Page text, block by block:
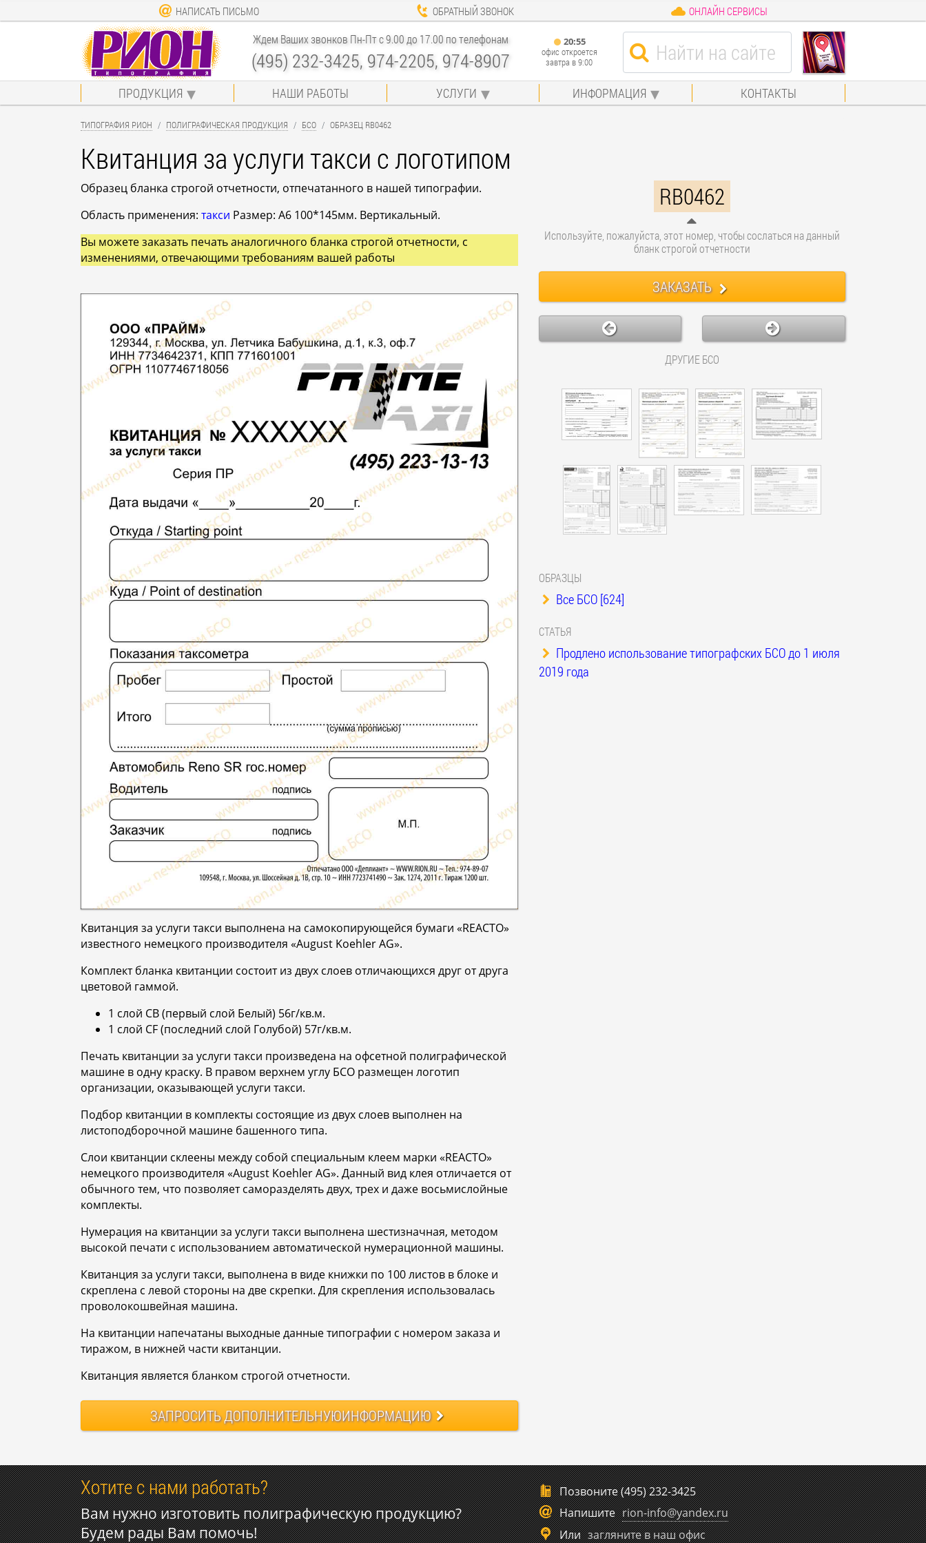
НАПИСАТЬ ПИСЬМО ОБРАТНЫЙ ЗВОНОК ОНЛАЙН СЕРВИСЫ
Ждем Ваших звонков Пн-Пт с 9.00 до 17.00 по телефонам
(495) 232-3425, 974-2205, 974-8907
20:55
офис откроется
завтра в 9:00
ПРОДУКЦИЯ НАШИ РАБОТЫ УСЛУГИ ИНФОРМАЦИЯ КОНТАКТЫ
ТИПОГРАФИЯ РИОН ПОЛИГРАФИЧЕСКАЯ ПРОДУКЦИЯ БСО ОБРАЗЕЦ RB0462
Квитанция за услуги такси с логотипом
Образец бланка строгой отчетности, отпечатанного в нашей типографии.
Область применения: такси Размер: A6 100*145мм. Вертикальный.
Вы можете заказать печать аналогичного бланка строгой отчетности, с
изменениями, отвечающими требованиям вашей работы
Квитанция за услуги такси выполнена на самокопирующейся бумаги «REACTO»
известного немецкого производителя «August Koehler AG».
Комплект бланка квитанции состоит из двух слоев отличающихся друг от друга
цветовой гаммой.
1 слой CB (первый слой Белый) 56г/кв.м.
1 слой CF (последний слой Голубой) 57г/кв.м.
Печать квитанции за услуги такси произведена на офсетной полиграфической
машине в одну краску. В правом верхнем углу БСО размещен логотип
организации, оказывающей услуги такси.
Подбор квитанции в комплекты состоящие из двух слоев выполнен на
листоподборочной машине башенного типа.
Слои квитанции склеены между собой специальным клеем марки «REACTO»
немецкого производителя «August Koehler AG». Данный вид клея отличается от
обычного тем, что позволяет саморазделять двух, трех и даже восьмислойные
комплекты.
Нумерация на квитанции за услуги такси выполнена шестизначная, методом
высокой печати с использованием автоматической нумерационной машины.
Квитанция за услуги такси, выполнена в виде книжки по 100 листов в блоке и
скреплена с левой стороны на две скрепки. Для скрепления использовалась
проволокошвейная машина.
На квитанции напечатаны выходные данные типографии с номером заказа и
тиражом, в нижней части квитанции.
Квитанция является бланком строгой отчетности.
ЗАПРОСИТЬДОПОЛНИТЕЛЬНУЮИНФОРМАЦИЮ
RB0462
Используйте, пожалуйста, этот номер, чтобы сослаться на данный
бланк строгой отчетности
ЗАКАЗАТЬ
ДРУГИЕ БСО
ОБРАЗЦЫ
Все БСО [624]
СТАТЬЯ
Продлено использование типографских БСО до 1 июля
2019 года
Хотите с нами работать?
Вам нужно изготовить полиграфическую продукцию?
Будем рады Вам помочь!
Позвоните(495) 232-3425
Напишите rion-info@yandex.ru
Или загляните в наш офис